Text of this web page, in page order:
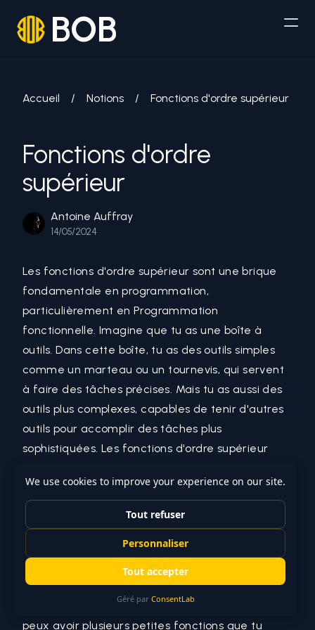
BOB
Accueil / Notions / Fonctions d'ordre supérieur
Fonctions d'ordre
supérieur
Antoine Auffray
14/05/2024
Les fonctions d'ordre supérieur sont une brique
fondamentale en programmation,
particulièrement en Programmation
fonctionnelle. Imagine que tu as une boîte à
outils. Dans cette boîte, tu as des outils simples
comme un marteau ou un tournevis, qui servent
à faire des tâches précises. Mais tu as aussi des
outils plus complexes, capables de tenir d'autres
outils pour accomplir des tâches plus
sophistiquées. Les fonctions d'ordre supérieur
en entrée d'autres fonctions (ou retournent des
fonctions), leur permettant ainsi d'effectuer des
opérations plus avancées.
Pourquoi sont-elles utiles ?
Composition de fonctions:Elles permettent de
composer des opérations. Au lieu d'avoir une
grande fonction qui fait beaucoup de choses, tu
peux avoir plusieurs petites fonctions que tu